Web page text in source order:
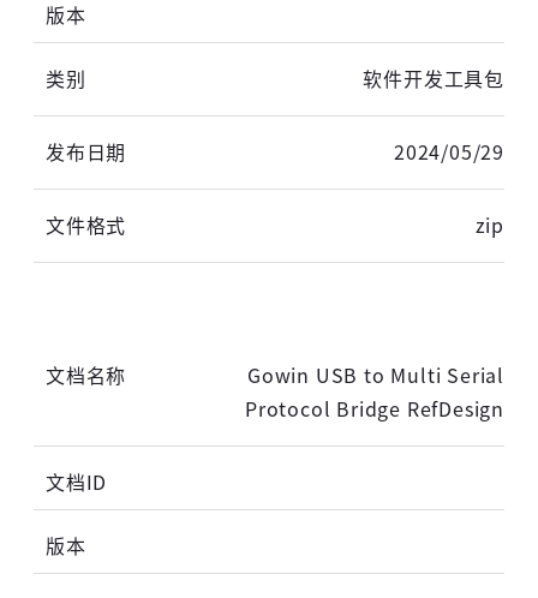
软件开发工具包
2024/05/29
zip
Gowin USB to Multi Serial
Protocol Bridge RefDesign